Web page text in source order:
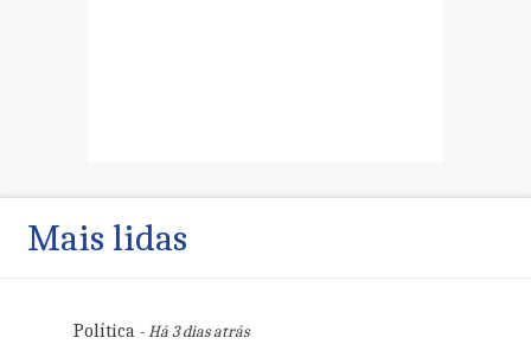
Mais lidas
Política- Há 3 dias atrás